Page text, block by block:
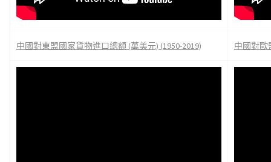
中國對東盟國家貨物進口總額 (萬美元) (1950-2019) 中國對歐